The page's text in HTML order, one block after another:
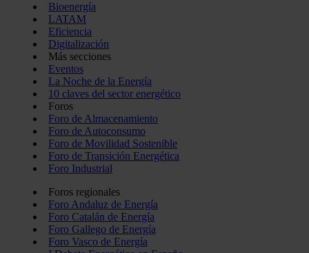
Bioenergía
LATAM
Eficiencia
Digitalización
Más secciones
Eventos
La Noche de la Energía
10 claves del sector energético
Foros
Foro de Almacenamiento
Foro de Autoconsumo
Foro de Movilidad Sostenible
Foro de Transición Energética
Foro Industrial
Foros regionales
Foro Andaluz de Energía
Foro Catalán de Energía
Foro Gallego de Energía
Foro Vasco de Energía